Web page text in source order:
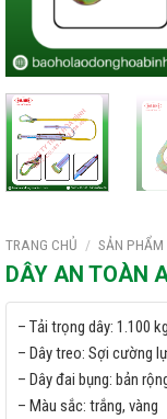
TRANG CHỦ / SẢN PHẨM
DÂY AN TOÀN
– Tải trọng dây: 1.100 kg
– Dây treo: Sợi cường
– Dây đai bụng: bản
– Màu sắc: trắng, vàng